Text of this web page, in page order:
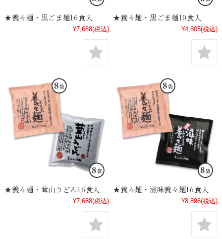
★養々麺・黒ごま麺16食入
¥7,688(税込)
★養々麺・黒ごま麺10食入
¥4,805(税込)
★養々麺・茸山うどん16食入
¥7,688(税込)
★養々麺・滋味養々麺16食入
¥8,896(税込)